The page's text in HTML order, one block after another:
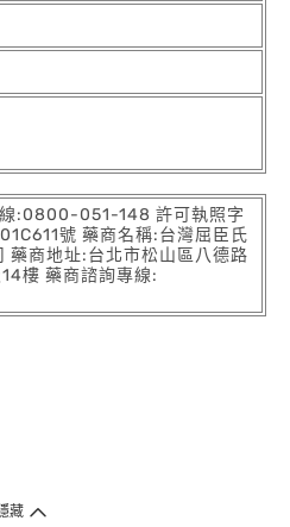
:0800-051-148 許可執照字
號 藥商名稱:台灣屈臣氏
藥商地址:台北市松山區八德路
樓 藥商諮詢專線:
藏